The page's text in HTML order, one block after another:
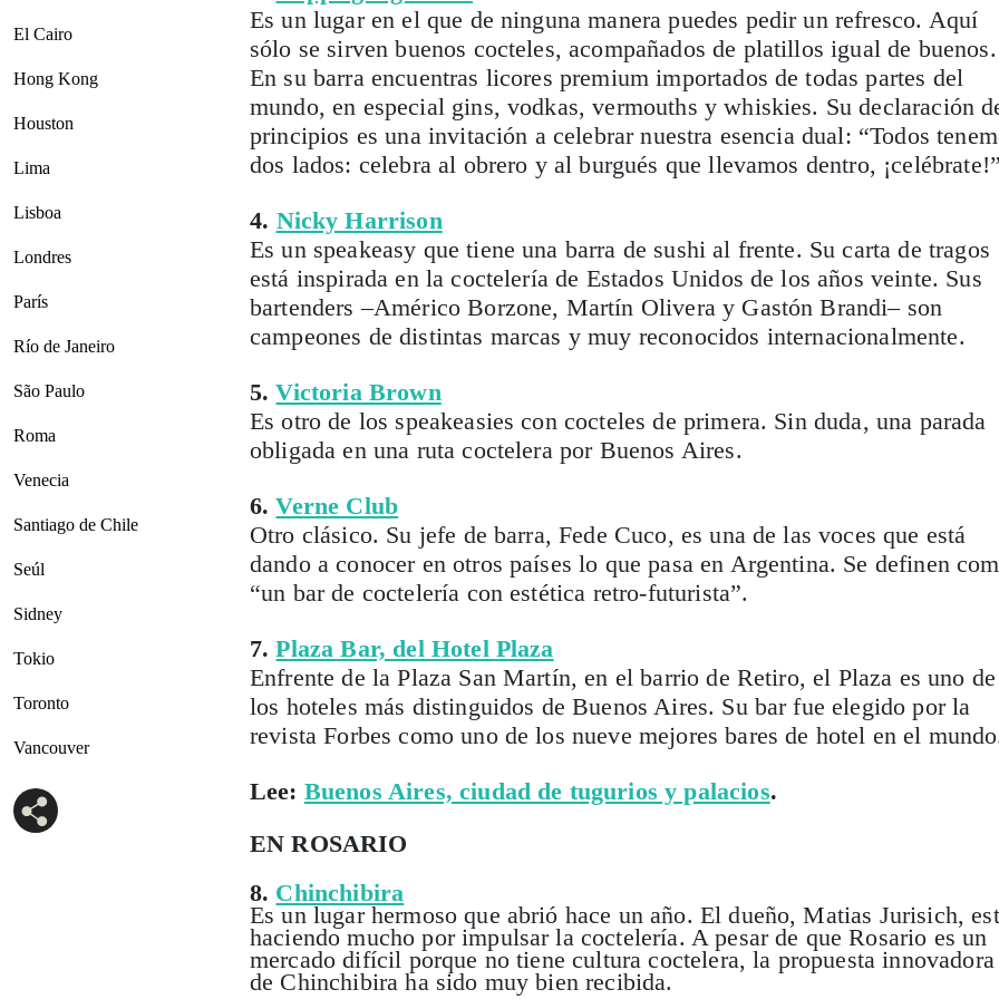
El Cairo
Hong Kong
Houston
Lima
Lisboa
Londres
París
Río de Janeiro
São Paulo
Roma
Venecia
Santiago de Chile
Seúl
Sidney
Tokio
Toronto
Vancouver
Es un lugar en el que de ninguna manera puedes pedir un refresco. Aquí
sólo se sirven buenos cocteles, acompañados de platillos igual de buenos.
En su barra encuentras licores premium importados de todas partes del
mundo, en especial gins, vodkas, vermouths y whiskies. Su declaración
principios es una invitación a celebrar nuestra esencia dual: “Todos
dos lados: celebra al obrero y al burgués que llevamos dentro, ¡celébrate!”
4. Nicky Harrison
Es un speakeasy que tiene una barra de sushi al frente. Su carta de tragos
está inspirada en la coctelería de Estados Unidos de los años veinte. Sus
bartenders –Américo Borzone, Martín Olivera y Gastón Brandi– son
campeones de distintas marcas y muy reconocidos internacionalmente.
5.Victoria Brown
Es otro de los speakeasies con cocteles de primera. Sin duda, una parada
obligada en una ruta coctelera por Buenos Aires.
6.Verne Club
Otro clásico. Su jefe de barra, Fede Cuco, es una de las voces que está
dando a conocer en otros países lo que pasa en Argentina. Se definen
“un bar de coctelería con estética retro-futurista”.
7.Plaza Bar, del Hotel Plaza
Enfrente de la Plaza San Martín, en el barrio de Retiro, el Plaza es uno de
los hoteles más distinguidos de Buenos Aires. Su bar fue elegido por la
revista Forbes como uno de los nueve mejores bares de hotel en el
Lee: Buenos Aires, ciudad de tugurios y palacios.
EN ROSARIO
8. Chinchibira
Es un lugar hermoso que abrió hace un año. El dueño, Matias Jurisich,
haciendo mucho por impulsar la coctelería. A pesar de que Rosario es un
mercado difícil porque no tiene cultura coctelera, la propuesta innovadora
de Chinchibira ha sido muy bien recibida.